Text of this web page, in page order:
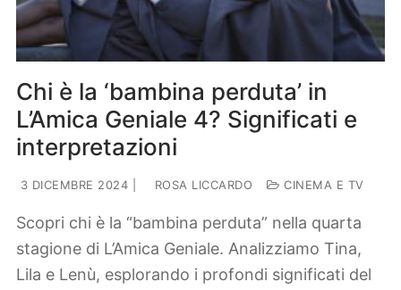
Chi è la ‘bambina perduta’ in
L’Amica Geniale 4? Significati e
interpretazioni
3 DICEMBRE 2024 ROSA LICCARDO CINEMA E TV
Scopri chi è la “bambina perduta” nella quarta
stagione di L’Amica Geniale. Analizziamo Tina,
Lila e Lenù, esplorando i profondi significati del